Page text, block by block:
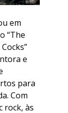
em
“The
e
para
Com
rock, às